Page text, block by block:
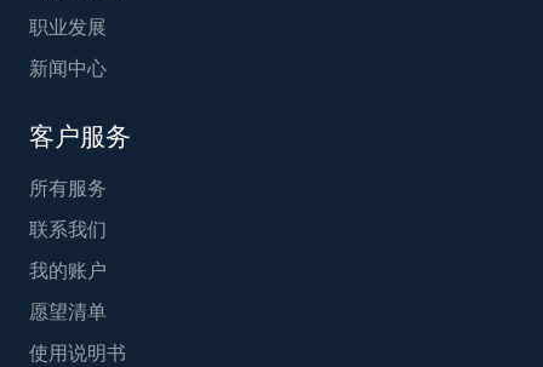
职业发展
新闻中心
客户服务
所有服务
联系我们
我的账户
愿望清单
使用说明书